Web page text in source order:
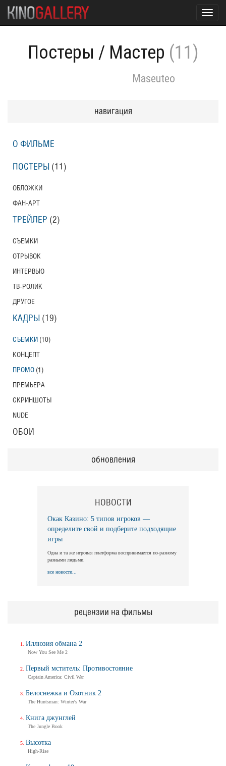
Постеры / Мастер (11)
Maseuteo
навигация
О ФИЛЬМЕ
ПОСТЕРЫ (11)
ОБЛОЖКИ
ФАН-АРТ
ТРЕЙЛЕР (2)
СЪЕМКИ
ОТРЫВОК
ИНТЕРВЬЮ
ТВ-РОЛИК
ДРУГОЕ
КАДРЫ (19)
СЪЕМКИ (10)
КОНЦЕПТ
ПРОМО (1)
ПРЕМЬЕРА
СКРИНШОТЫ
NUDE
ОБОИ
обновления
НОВОСТИ
Окак Казино: 5 типов игроков —
определите свой и подберите подходящие
игры
Одна и та же игровая платформа воспринимается по-разному
разными людьми.
все новости...
рецензии на фильмы
Иллюзия обмана 2
Now You See Me 2
Первый мститель: Противостояние
Captain America: Civil War
Белоснежка и Охотник 2
The Huntsman: Winter's War
Книга джунглей
The Jungle Book
Высотка
High-Rise